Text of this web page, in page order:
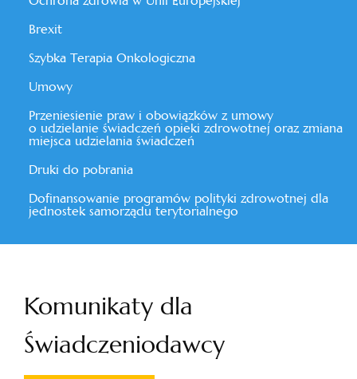
Brexit
Szybka Terapia Onkologiczna
Umowy
Przeniesienie praw i obowiązków z umowy
o udzielanie świadczeń opieki zdrowotnej oraz zmiana
miejsca udzielania świadczeń
Druki do pobrania
Dofinansowanie programów polityki zdrowotnej dla
jednostek samorządu terytorialnego
Komunikaty dla
Świadczeniodawcy